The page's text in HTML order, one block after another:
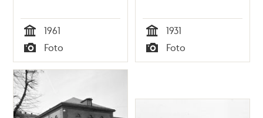
Tid
1961
Typ
Foto Tid
1931
Typ
Foto